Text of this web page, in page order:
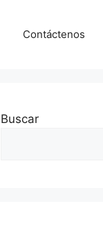
Contáctenos
Buscar